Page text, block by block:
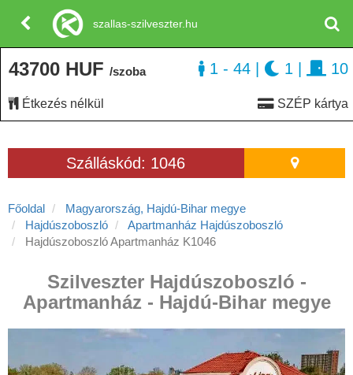
Szálláskód: 1046
Főoldal
Magyarország, Hajdú-Bihar megye
Hajdúszoboszló
Apartmanház Hajdúszoboszló
Hajdúszoboszló Apartmanház K1046
Szilveszter Hajdúszoboszló -
Apartmanház - Hajdú-Bihar megye
43700 HUF /szoba
Étkezés nélkül SZÉP kártya
1 - 44 1 10
szallas-szilveszter.hu